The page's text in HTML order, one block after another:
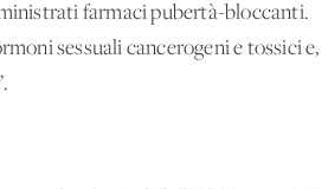
farmaci pubertà-bloccanti.
sessuali cancerogeni e tossici e,